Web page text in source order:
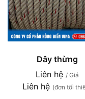
Dây thừng
Liên hệ / Giá
Liên hệ (đơn tối